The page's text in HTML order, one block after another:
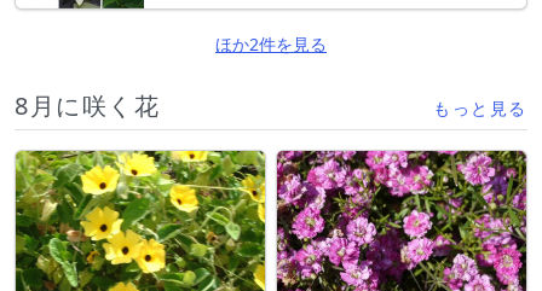
ほか2件を見る
8月に咲く花 もっと見る